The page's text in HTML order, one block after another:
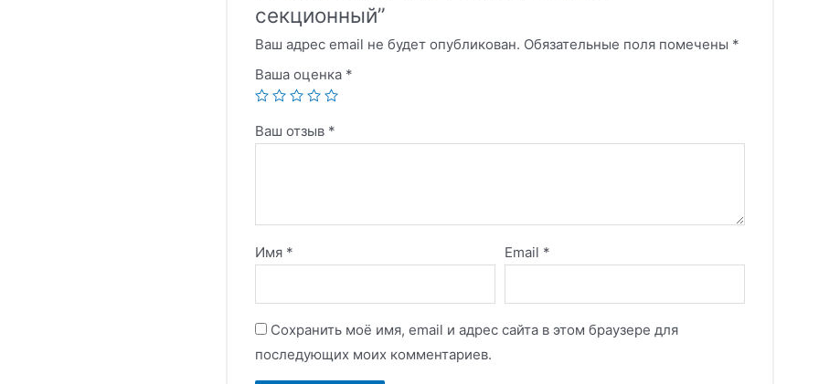
секционный”
Ваш адрес email не будет опубликован. Обязательные поля помечены *
Ваша оценка *
Ваш отзыв *
Имя * Email *
Сохранить моё имя, email и адрес сайта в этом браузере для
последующих моих комментариев.